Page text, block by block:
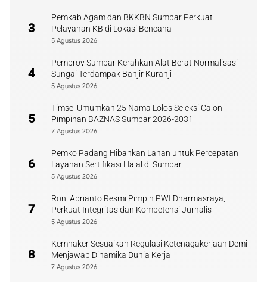
3
Pemkab Agam dan BKKBN Sumbar Perkuat
Pelayanan KB di Lokasi Bencana
5 Agustus 2026
4
Pemprov Sumbar Kerahkan Alat Berat Normalisasi
Sungai Terdampak Banjir Kuranji
5 Agustus 2026
5
Timsel Umumkan 25 Nama Lolos Seleksi Calon
Pimpinan BAZNAS Sumbar 2026-2031
7 Agustus 2026
6
Pemko Padang Hibahkan Lahan untuk Percepatan
Layanan Sertifikasi Halal di Sumbar
5 Agustus 2026
7
Roni Aprianto Resmi Pimpin PWI Dharmasraya,
Perkuat Integritas dan Kompetensi Jurnalis
5 Agustus 2026
8
Kemnaker Sesuaikan Regulasi Ketenagakerjaan Demi
Menjawab Dinamika Dunia Kerja
7 Agustus 2026